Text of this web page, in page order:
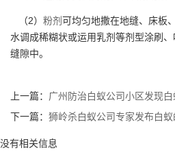
（2） 粉剂可均匀地撒在地缝、床板
水调成稀糊状或运用乳剂等剂型涂刷
缝隙中。
上一篇： 广州防治白蚁公司小区发现
下一篇： 狮岭杀白蚁公司专家发布白
没有相关信息